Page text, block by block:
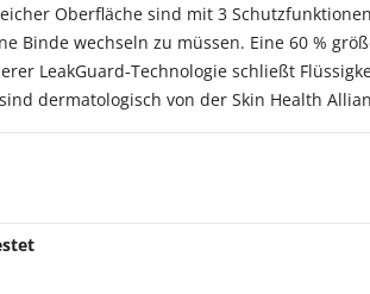
Oberfläche sind mit 3
Binde wechseln zu müssen. Eine 60 %
LeakGuard-Technologie schließt
dermatologisch von der Skin Health